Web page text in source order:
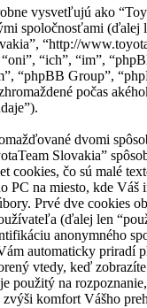
vysvetľujú ako
spoločnosťami (ďalej
“http://
“ich”, “im”,
“phpBB Group”,
počas
dvomi
Slovakia”
cookies, čo sú malé
PC na miesto, kde Váš
Prvé dve cookies
(ďalej len
anonymného
automaticky priradí
vtedy, keď
použitý na
zvýši komfort Vášho